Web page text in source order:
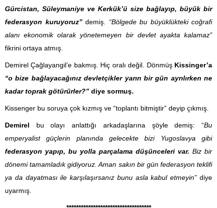
Gürcistan, Süleymaniye ve Kerkük’ü size bağlayıp, büyük bir
federasyon kuruyoruz” demiş. “Bölgede bu büyüklükteki coğrafi
alanı ekonomik olarak yönetemeyen bir devlet ayakta kalamaz”
fikrini ortaya atmış.
Demirel Çağlayangil’e bakmış. Hiç oralı değil. Dönmüş Kissinger’a
“o bize bağlayacağınız devletçikler yarın bir gün ayrılırken ne
kadar toprak götürürler?” diye sormuş.
Kissenger bu soruya çok kızmış ve “toplantı bitmiştir” deyip çıkmış.
Demirel bu olayı anlattığı arkadaşlarına şöyle demiş: “Bu
emperyalist güçlerin planında gelecekte bizi Yugoslavya gibi
federasyon yapıp, bu yolla parçalama düşünceleri var. Biz bir
dönemi tamamladık gidiyoruz. Aman sakın bir gün federasyon teklifi
ya da dayatması ile karşılaşırsanız bunu asla kabul etmeyin” diye
uyarmış.